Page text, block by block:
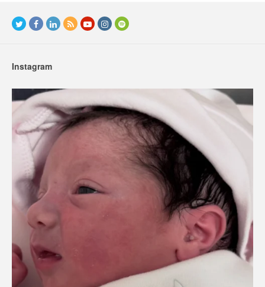
Instagram